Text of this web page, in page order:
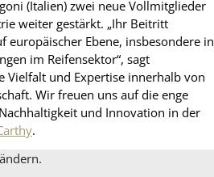
(Italien) zwei neue Vollmitglieder
weiter gestärkt. „Ihr Beitritt
Ebene, insbesondere in
im Reifensektor“, sagt
Vielfalt und Expertise innerhalb von
Wir freuen uns auf die enge
und Innovation in der
.